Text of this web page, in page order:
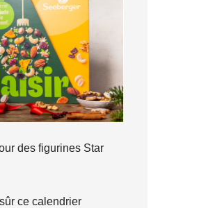
des figurines Star
ce calendrier